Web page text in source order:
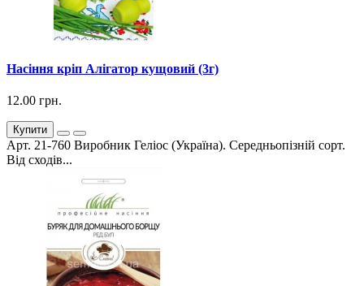
Насіння кріп Алігатор кущовий (3г)
12.00 грн.
Купити
Арт. 21-760 Виробник Геліос (Україна). Середньопізній сорт.
Від сходів...